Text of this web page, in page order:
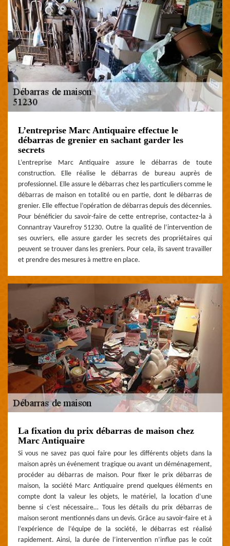
L’entreprise Marc Antiquaire effectue le
débarras de grenier en sachant garder les
secrets
L’entreprise Marc Antiquaire assure le débarras de toute
construction. Elle réalise le débarras de bureau auprès de
professionnel. Elle assure le débarras chez les particuliers comme le
débarras de maison en totalité ou en partie, dont le débarras de
grenier. Elle effectue l’opération de débarras depuis des décennies.
Pour bénéficier du savoir-faire de cette entreprise, contactez-la à
Connantray Vaurefroy 51230. Outre la qualité de l’intervention de
ses ouvriers, elle assure garder les secrets des propriétaires qui
peuvent se trouver dans les greniers. Pour cela, ils savent travailler
et prendre des mesures à mettre en place.
La fixation du prix débarras de maison chez
Marc Antiquaire
Si vous ne savez pas quoi faire pour les différents objets dans la
maison après un événement tragique ou avant un déménagement,
procéder au débarras de maison. Pour fixer le prix débarras de
maison, la société Marc Antiquaire prend quelques éléments en
compte dont la valeur les objets, le matériel, la location d’une
benne si c’est nécessaire… Tous les détails du prix débarras de
maison seront mentionnés dans un devis. Grâce au savoir-faire et à
l’expérience de l’équipe de la société, le débarras est réalisé
rapidement. Ainsi, la durée de l’intervention n’influe pas le coût